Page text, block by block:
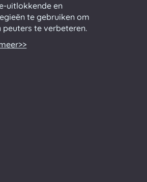
uitlokkende en
te gebruiken om
te verbeteren.